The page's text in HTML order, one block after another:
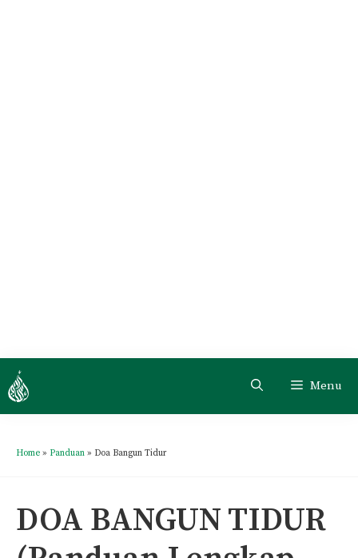
Menu
Home » Panduan » Doa Bangun Tidur
DOA BANGUN TIDUR